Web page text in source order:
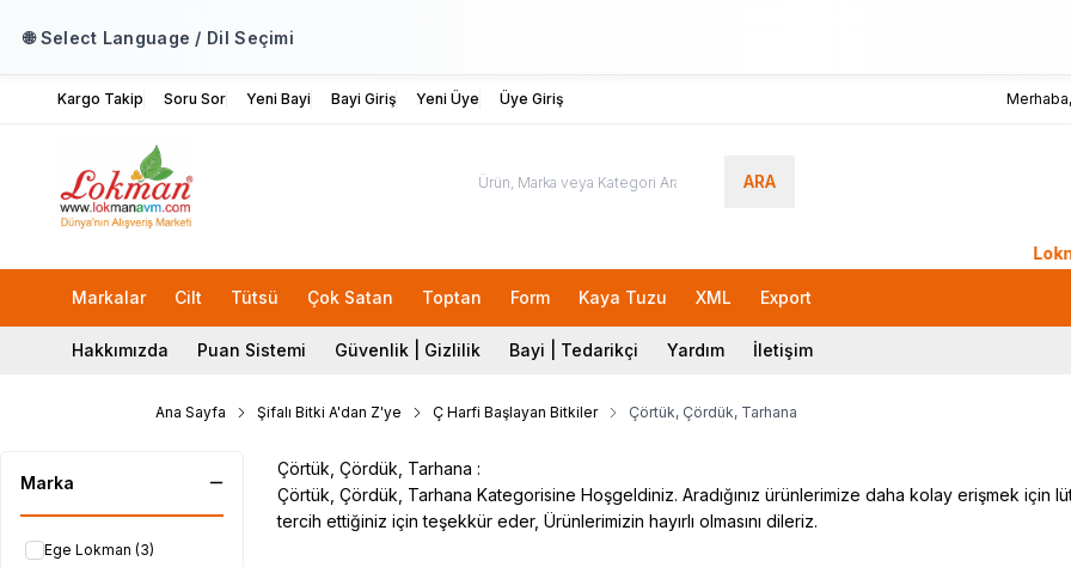
🌐 Select Language / Dil Seçimi
Kargo Takip Soru Sor Yeni Bayi Bayi Giriş Yeni Üye Üye Giriş Merhaba,
ARA
Markalar Cilt Tütsü Çok Satan Toptan Form Kaya Tuzu XML Export
Hakkımızda Puan Sistemi Güvenlik | Gizlilik Bayi | Tedarikçi Yardım İletişim
Ana Sayfa Şifalı Bitki A'dan Z'ye Ç Harfi Başlayan Bitkiler Çörtük, Çördük, Tarhana
Marka
Ege Lokman (3)
Çörtük, Çördük, Tarhana :
Çörtük, Çördük, Tarhana Kategorisine Hoşgeldiniz. Aradığınız ürünlerimize daha kolay erişmek için
tercih ettiğiniz için teşekkür eder, Ürünlerimizin hayırlı olmasını dileriz.